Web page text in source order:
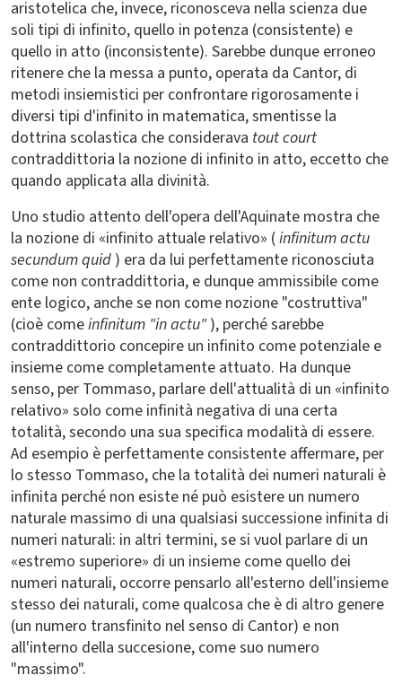
aristotelica che, invece, riconosceva nella scienza due
soli tipi di infinito, quello in potenza (consistente) e
quello in atto (inconsistente). Sarebbe dunque erroneo
ritenere che la messa a punto, operata da Cantor, di
metodi insiemistici per confrontare rigorosamente i
diversi tipi d'infinito in matematica, smentisse la
dottrina scolastica che considerava tout court
contraddittoria la nozione di infinito in atto, eccetto che
quando applicata alla divinità.
Uno studio attento dell'opera dell'Aquinate mostra che
la nozione di «infinito attuale relativo» (infinitum actu
secundum quid ) era da lui perfettamente riconosciuta
come non contraddittoria, e dunque ammissibile come
ente logico, anche se non come nozione "costruttiva"
(cioè comeinfinitum "in actu"), perché sarebbe
contraddittorio concepire un infinito come potenziale e
insieme come completamente attuato. Ha dunque
senso, per Tommaso, parlare dell'attualità di un «infinito
relativo» solo come infinità negativa di una certa
totalità, secondo una sua specifica modalità di essere.
Ad esempio è perfettamente consistente affermare, per
lo stesso Tommaso, che la totalità dei numeri naturali è
infinita perché non esiste né può esistere un numero
naturale massimo di una qualsiasi successione infinita di
numeri naturali: in altri termini, se si vuol parlare di un
«estremo superiore» di un insieme come quello dei
numeri naturali, occorre pensarlo all'esterno dell'insieme
stesso dei naturali, come qualcosa che è di altro genere
(un numero transfinito nel senso di Cantor) e non
all'interno della succesione, come suo numero
"massimo".